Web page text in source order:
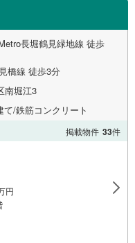
長堀鶴見緑地線 徒歩
橋線 徒歩3分
南堀江3
/鉄筋コンクリート
掲載物件 33件
円